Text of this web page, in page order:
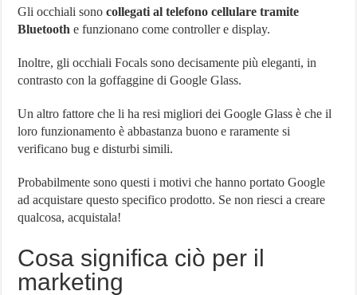
Gli occhiali sonocollegati al telefono cellulare tramite
Bluetooth e funzionano come controller e display.
Inoltre, gli occhiali Focals sono decisamente più eleganti, in
contrasto con la goffaggine di Google Glass.
Un altro fattore che li ha resi migliori dei Google Glass è che il
loro funzionamento è abbastanza buono e raramente si
verificano bug e disturbi simili.
Probabilmente sono questi i motivi che hanno portato Google
ad acquistare questo specifico prodotto. Se non riesci a creare
qualcosa, acquistala!
Cosa significa ciò per il
marketing